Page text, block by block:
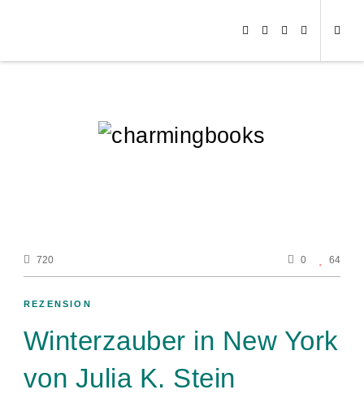
720 0 64
REZENSION
Winterzauber in New York
von Julia K. Stein